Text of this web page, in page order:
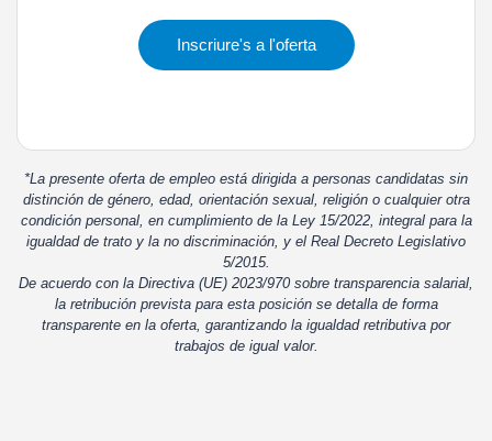
Inscriure's a l'oferta
*La presente oferta de empleo está dirigida a personas candidatas sin
distinción de género, edad, orientación sexual, religión o cualquier otra
condición personal, en cumplimiento de la Ley 15/2022, integral para la
igualdad de trato y la no discriminación, y el Real Decreto Legislativo
5/2015.
De acuerdo con la Directiva (UE) 2023/970 sobre transparencia salarial,
la retribución prevista para esta posición se detalla de forma
transparente en la oferta, garantizando la igualdad retributiva por
trabajos de igual valor.